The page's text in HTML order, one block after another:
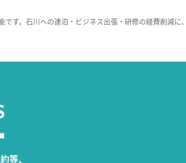
す。石川への連泊・ビジネス出張・研修の経費削減に
等、